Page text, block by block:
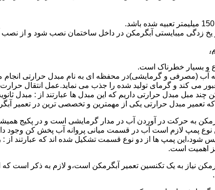
زدگی میبایستی آبگرمکن در داخل ساختمان نصب شود و از نصب
و بسیار خطرناک است.
آب (مصرفی و گرمایشی)در محفظه ای به نام مبدل حرارتی
می کند و گرمای تولید شده را جذب می نماید.عمل انتقال
مبل مبدل حرارتی داریم که این مبدل ها عبارتند از : مبدل
تعمیر مبدل حرارتی یکی از مهمترین و تخصصی ترین در تعمیر
به حرکت در آوردن آب در مدار گرمایشی است و در پکیج
عملکرداین نوع پمپ لازم است آب در قسمت میانی پروانه آب
شود،این پمپ ها از دو نوع قسمت تشکیل شده اند که عبارتند
اهمیت است.
نیاز به یک تکنسین تعمیر آبگرمکن است،و لازم به ذکر است